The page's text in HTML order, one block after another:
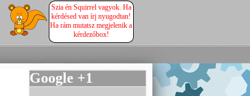
Szia én Squirrel vagyok. Ha
kérdésed van írj nyugodtan!
Ha rám mutatsz megjelenik a
kérdezőbox!
Google +1